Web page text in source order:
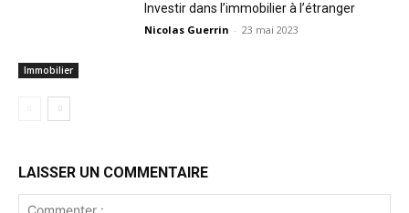
Immobilier
Investir dans l’immobilier à l’étranger
Nicolas Guerrin - 23 mai 2023
LAISSER UN COMMENTAIRE